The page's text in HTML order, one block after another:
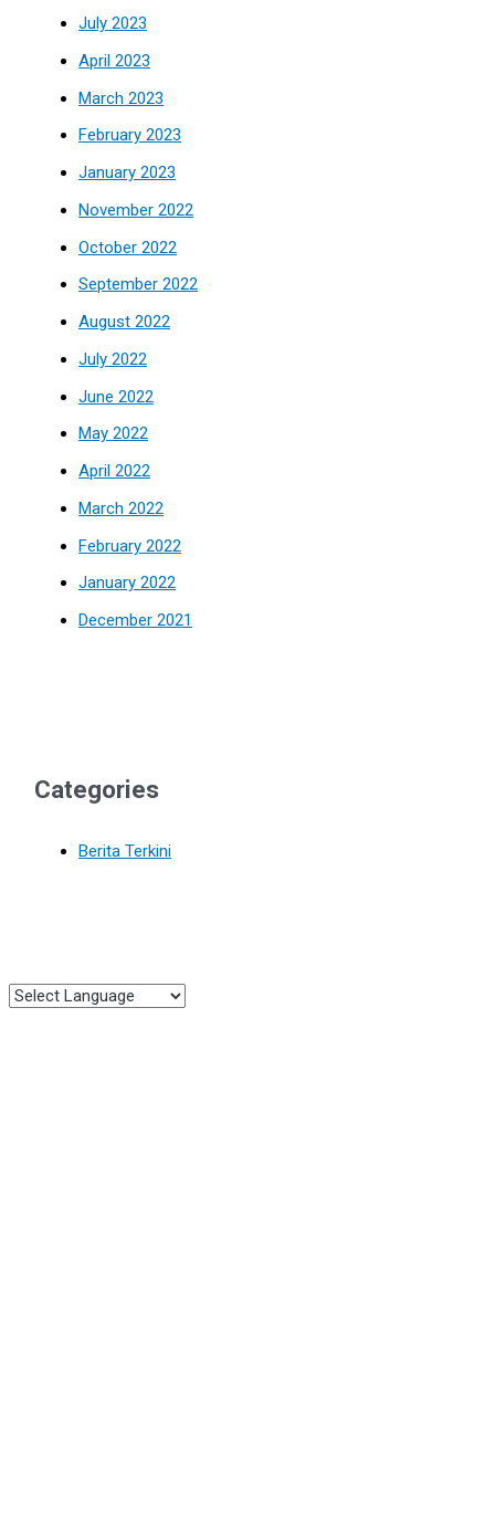
July 2023
April 2023
March 2023
February 2023
January 2023
November 2022
October 2022
September 2022
August 2022
July 2022
June 2022
May 2022
April 2022
March 2022
February 2022
January 2022
December 2021
Categories
Berita Terkini